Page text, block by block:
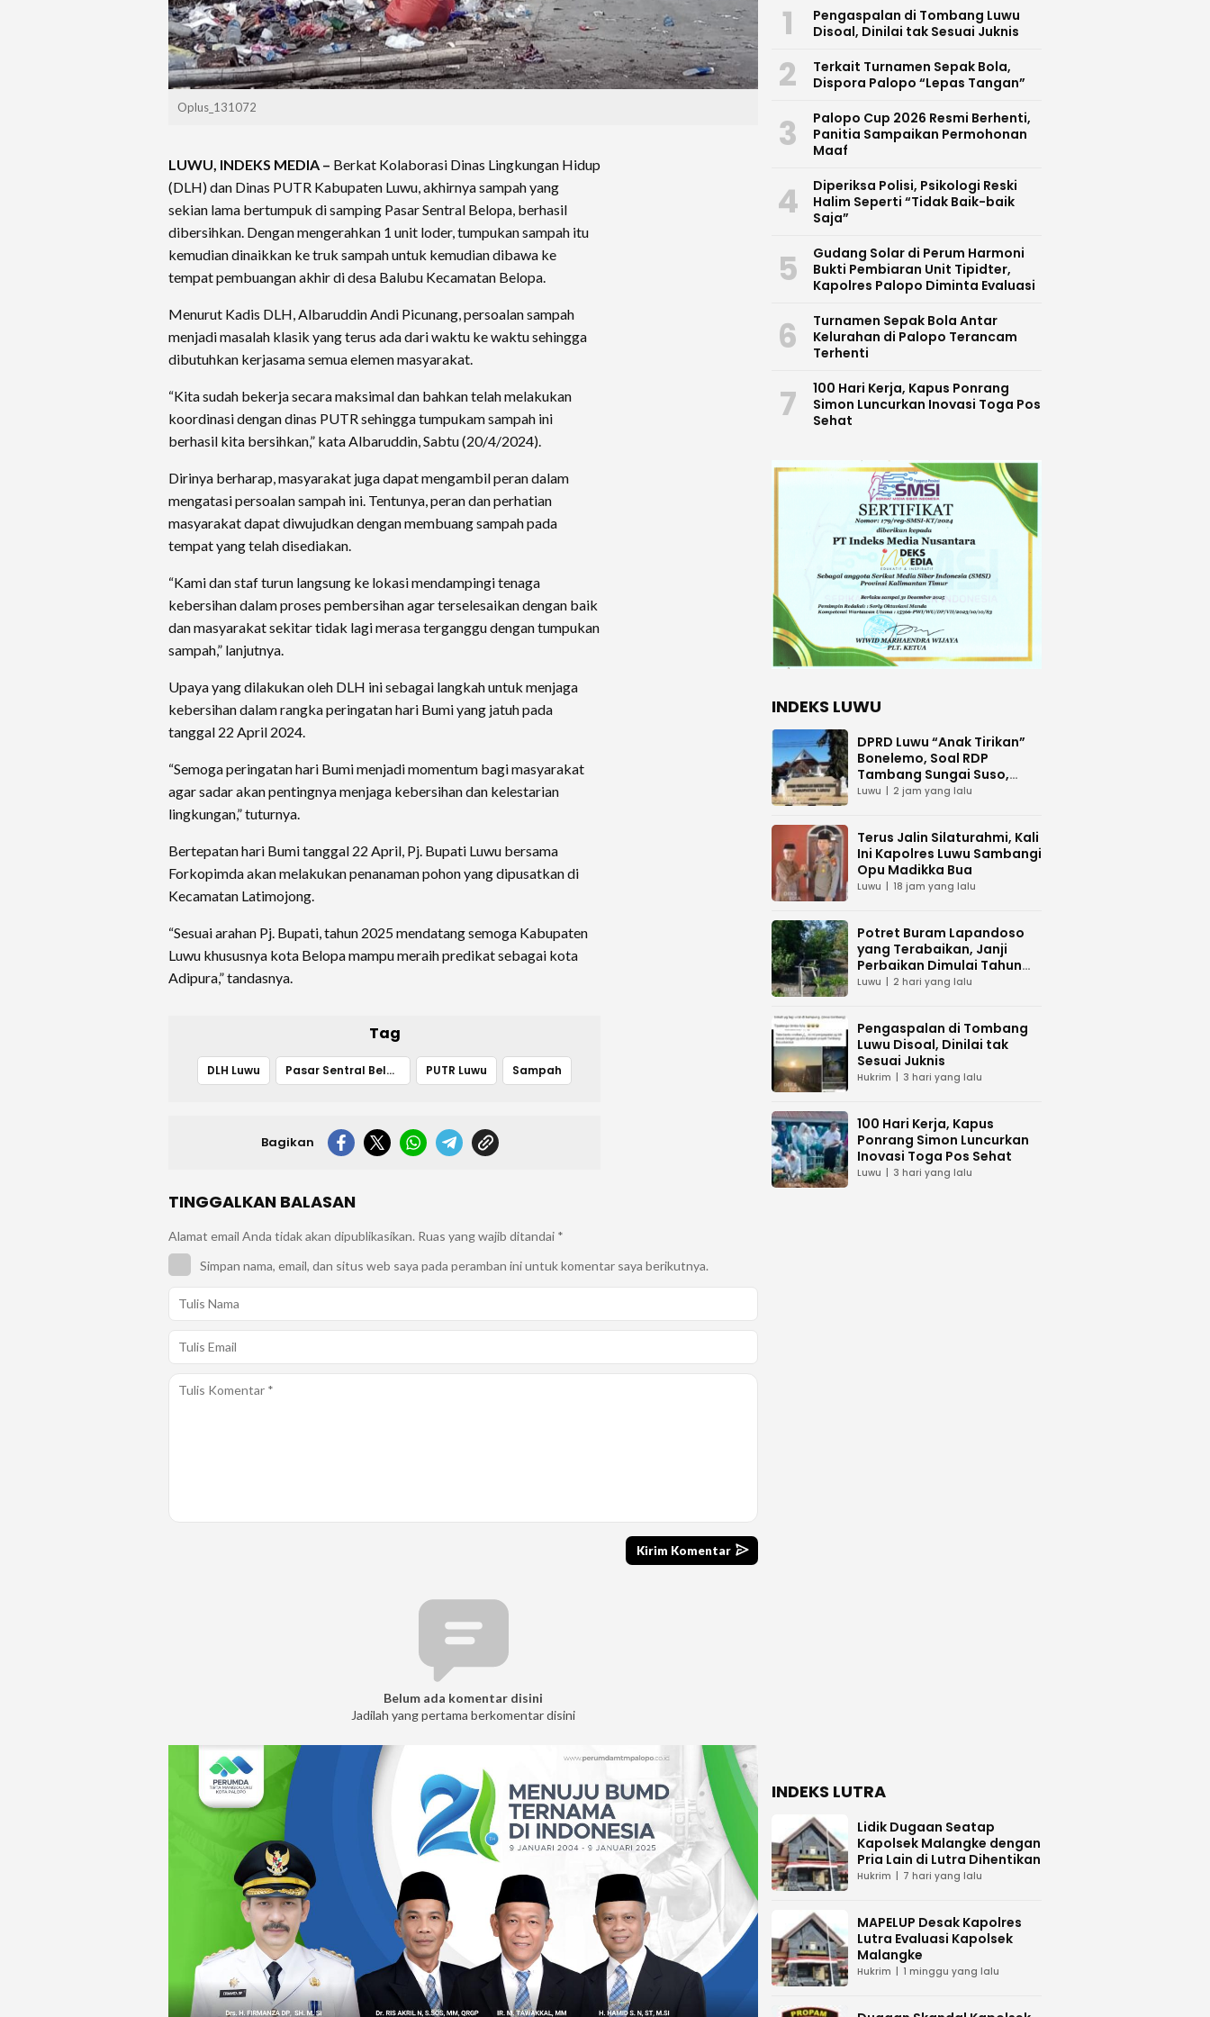
Oplus_131072
LUWU, INDEKS MEDIA – Berkat Kolaborasi Dinas Lingkungan Hidup
(DLH) dan Dinas PUTR Kabupaten Luwu, akhirnya sampah yang
sekian lama bertumpuk di samping Pasar Sentral Belopa, berhasil
dibersihkan. Dengan mengerahkan 1 unit loder, tumpukan sampah itu
kemudian dinaikkan ke truk sampah untuk kemudian dibawa ke
tempat pembuangan akhir di desa Balubu Kecamatan Belopa.
Menurut Kadis DLH, Albaruddin Andi Picunang, persoalan sampah
menjadi masalah klasik yang terus ada dari waktu ke waktu sehingga
dibutuhkan kerjasama semua elemen masyarakat.
“Kita sudah bekerja secara maksimal dan bahkan telah melakukan
koordinasi dengan dinas PUTR sehingga tumpukam sampah ini
berhasil kita bersihkan,” kata Albaruddin, Sabtu (20/4/2024).
Dirinya berharap, masyarakat juga dapat mengambil peran dalam
mengatasi persoalan sampah ini. Tentunya, peran dan perhatian
masyarakat dapat diwujudkan dengan membuang sampah pada
tempat yang telah disediakan.
“Kami dan staf turun langsung ke lokasi mendampingi tenaga
kebersihan dalam proses pembersihan agar terselesaikan dengan baik
dan masyarakat sekitar tidak lagi merasa terganggu dengan tumpukan
sampah,” lanjutnya.
Upaya yang dilakukan oleh DLH ini sebagai langkah untuk menjaga
kebersihan dalam rangka peringatan hari Bumi yang jatuh pada
tanggal 22 April 2024.
“Semoga peringatan hari Bumi menjadi momentum bagi masyarakat
agar sadar akan pentingnya menjaga kebersihan dan kelestarian
lingkungan,” tuturnya.
Bertepatan hari Bumi tanggal 22 April, Pj. Bupati Luwu bersama
Forkopimda akan melakukan penanaman pohon yang dipusatkan di
Kecamatan Latimojong.
“Sesuai arahan Pj. Bupati, tahun 2025 mendatang semoga Kabupaten
Luwu khususnya kota Belopa mampu meraih predikat sebagai kota
Adipura,” tandasnya.
Tag
DLH Luwu Pasar Sentral Belopa PUTR Luwu Sampah
Bagikan
TINGGALKAN BALASAN
Alamat email Anda tidak akan dipublikasikan. Ruas yang wajib ditandai *
Simpan nama, email, dan situs web saya pada peramban ini untuk komentar saya berikutnya.
Belum ada komentar disini
Jadilah yang pertama berkomentar disini
1
Pengaspalan di Tombang Luwu
Disoal, Dinilai tak Sesuai Juknis
2
Terkait Turnamen Sepak Bola,
Dispora Palopo “Lepas Tangan”
3
Palopo Cup 2026 Resmi Berhenti,
Panitia Sampaikan Permohonan
Maaf
4
Diperiksa Polisi, Psikologi Reski
Halim Seperti “Tidak Baik-baik
Saja”
5
Gudang Solar di Perum Harmoni
Bukti Pembiaran Unit Tipidter,
Kapolres Palopo Diminta Evaluasi
6
Turnamen Sepak Bola Antar
Kelurahan di Palopo Terancam
Terhenti
7
100 Hari Kerja, Kapus Ponrang
Simon Luncurkan Inovasi Toga Pos
Sehat
INDEKS LUWU
DPRD Luwu “Anak Tirikan”
Bonelemo, Soal RDP
Tambang Sungai Suso,
Boby: Kami Kecewa
Luwu 2 jam yang lalu
Terus Jalin Silaturahmi, Kali
Ini Kapolres Luwu Sambangi
Opu Madikka Bua
Luwu 18 jam yang lalu
Potret Buram Lapandoso
yang Terabaikan, Janji
Perbaikan Dimulai Tahun
Ini?
Luwu 2 hari yang lalu
Pengaspalan di Tombang
Luwu Disoal, Dinilai tak
Sesuai Juknis
Hukrim 3 hari yang lalu
100 Hari Kerja, Kapus
Ponrang Simon Luncurkan
Inovasi Toga Pos Sehat
Luwu 3 hari yang lalu
INDEKS LUTRA
Lidik Dugaan Seatap
Kapolsek Malangke dengan
Pria Lain di Lutra Dihentikan
Hukrim 7 hari yang lalu
MAPELUP Desak Kapolres
Lutra Evaluasi Kapolsek
Malangke
Hukrim 1 minggu yang lalu